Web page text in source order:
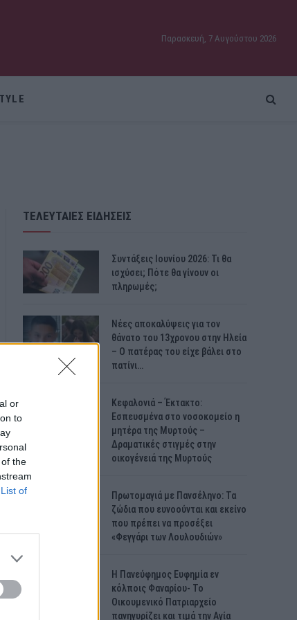
or
to
the
List of
Παρασκευή, 7 Αυγούστου 2026
ΤΕΛΕΥΤΑΙΕΣ ΕΙΔΗΣΕΙΣ
Συντάξεις Ιουνίου 2026: Τι θα
ισχύσει; Πότε θα γίνουν οι
πληρωμές;
Νέες αποκαλύψεις για τον
θάνατο του 13χρονου στην Ηλεία
– Ο πατέρας του είχε βάλει στο
πατίνι…
Κεφαλονιά – Έκτακτο:
Εσπευσμένα στο νοσοκομείο η
μητέρα της Μυρτούς –
Δραματικές στιγμές στην
οικογένειά της Μυρτούς
Πρωτομαγιά με Πανσέληνο: Τα
ζώδια που ευνοούνται και εκείνο
που πρέπει να προσέξει
«Φεγγάρι των Λουλουδιών»
H Πανεύφημος Ευφημία εν
κόλποις Φαναρίου- Το
Οικουμενικό Πατριαρχείο
πανηγυρίζει και τιμά την Αγία